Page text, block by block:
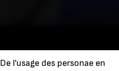
l'usage des personae en